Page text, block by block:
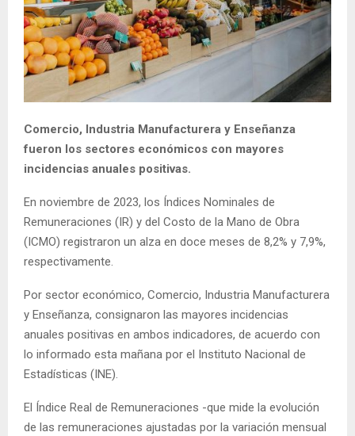
E
N
Comercio, Industria Manufacturera y Enseñanza
fueron los sectores económicos con mayores
incidencias anuales positivas.
En noviembre de 2023, los Índices Nominales de
Remuneraciones (IR) y del Costo de la Mano de Obra
(ICMO) registraron un alza en doce meses de 8,2% y 7,9%,
respectivamente.
Por sector económico, Comercio, Industria Manufacturera
y Enseñanza, consignaron las mayores incidencias
anuales positivas en ambos indicadores, de acuerdo con
lo informado esta mañana por el Instituto Nacional de
Estadísticas (INE).
El Índice Real de Remuneraciones -que mide la evolución
de las remuneraciones ajustadas por la variación mensual